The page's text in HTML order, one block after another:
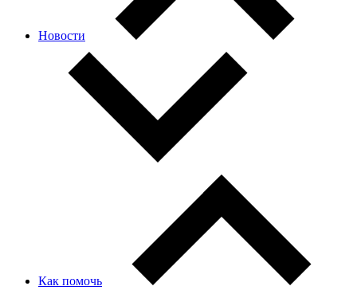
Новости
Как помочь